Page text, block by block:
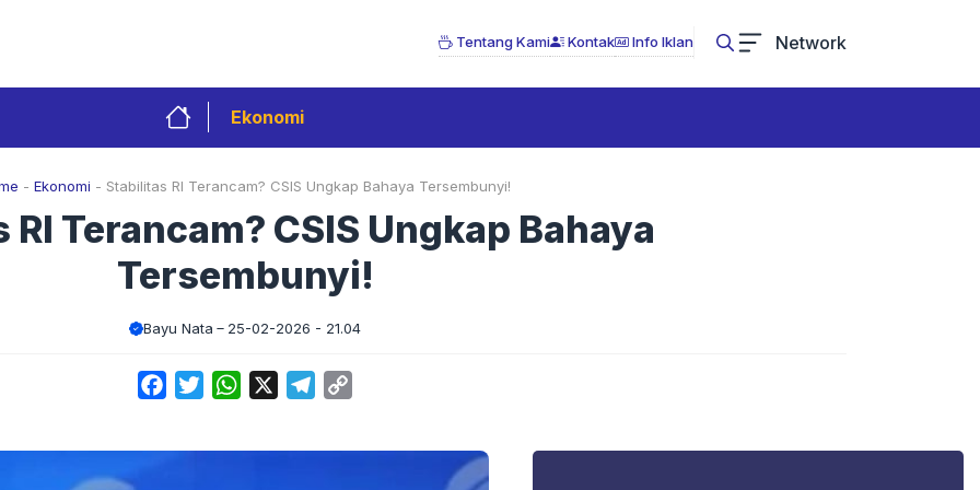
Tentang Kami Kontak Info Iklan Network
Ekonomi
- Ekonomi - Stabilitas RI Terancam? CSIS Ungkap Bahaya Tersembunyi!
Terancam? CSIS Ungkap Bahaya
Tersembunyi!
Bayu Nata 25-02-2026 - 21.04
FacebookTwitterWhatsApp Telegram